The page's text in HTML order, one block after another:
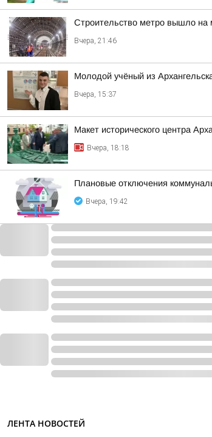
Строительство метро вышло на
Вчера, 21:46
Молодой учёный из
Вчера, 15:37
Макет исторического центра
Вчера, 18:18
Плановые отключения
Вчера, 19:42
ЛЕНТА НОВОСТЕЙ